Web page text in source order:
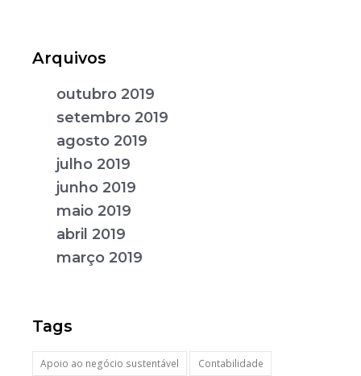
Arquivos
outubro 2019
setembro 2019
agosto 2019
julho 2019
junho 2019
maio 2019
abril 2019
março 2019
Tags
Apoio ao negócio sustentável
Contabilidade